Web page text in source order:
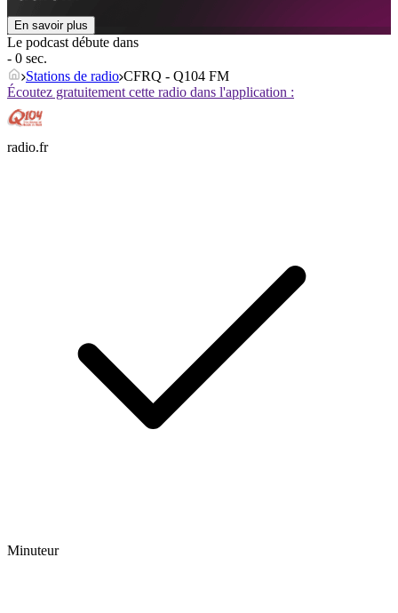
En savoir plus
Le podcast débute dans
- 0 sec.
Stations de radio CFRQ - Q104 FM
Écoutez gratuitement cette radio dans l'application :
radio.fr
Minuteur